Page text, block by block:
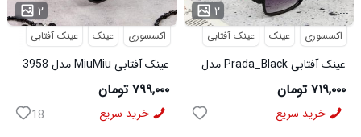
۲ ...
اکسسوری عینک عینک آفتابی
عینک آفتابی MiuMiu مدل 3958
۷۹۹,۰۰۰ تومان
خرید سریع 18
۲ ...
اکسسوری عینک عینک آفتابی
عینک آفتابی Prada_Black مدل
3957
۷۱۹,۰۰۰ تومان
خرید سریع